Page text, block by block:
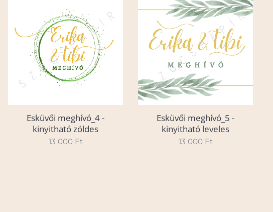
Esküvői meghívó_4 -
kinyitható zöldes
13 000 Ft
Esküvői meghívó_5 -
kinyitható leveles
13 000 Ft